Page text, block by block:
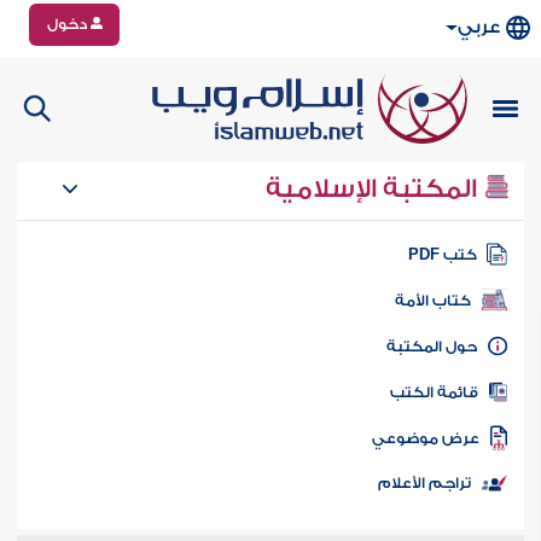
عربي دخول
المكتبة الإسلامية
كتب PDF
كتاب الأمة
المكتبة
الكتب
موضوعي